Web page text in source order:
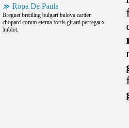
Ropa De Paula
Breguet breitling bulgari bulova cartier
chopard corum eterna fortis girard perregaux
hublot.